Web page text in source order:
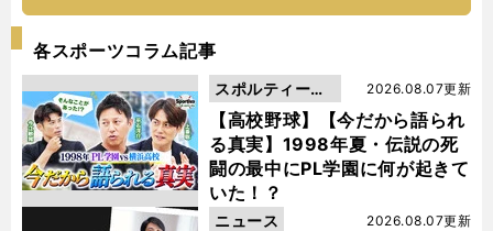
各スポーツコラム記事
【高校野球】【今だから語られ
る真実】1998年夏・伝説の死
闘の最中にPL学園に何が起きて
いた！？
2026.08.07更新
スポルティーバ
動画
2026.08.07更新
ニュース